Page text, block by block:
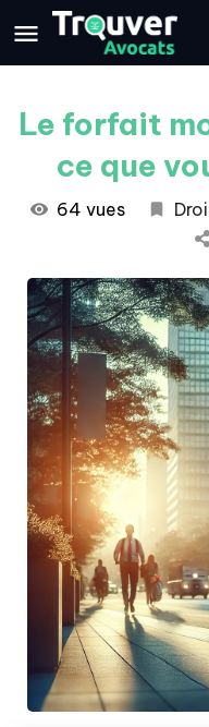
Le forfait
ce que
64 vues